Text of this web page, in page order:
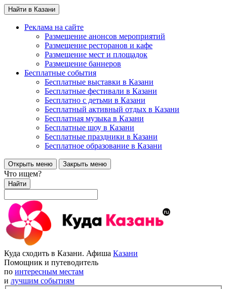
Найти в Казани
Реклама на сайте
Размещение анонсов мероприятий
Размещение ресторанов и кафе
Размещение мест и площадок
Размещение баннеров
Бесплатные события
Бесплатные выставки в Казани
Бесплатные фестивали в Казани
Бесплатно с детьми в Казани
Бесплатный активный отдых в Казани
Бесплатная музыка в Казани
Бесплатные шоу в Казани
Бесплатные праздники в Казани
Бесплатное образование в Казани
Открыть меню Закрыть меню
Что ищем?
Найти
Куда сходить в Казани. Афиша Казани
Помощник и путеводитель
по интересным местам
и лучшим событиям